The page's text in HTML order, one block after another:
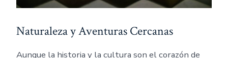
Naturaleza y Aventuras Cercanas
Aunque la historia y la cultura son el corazón de